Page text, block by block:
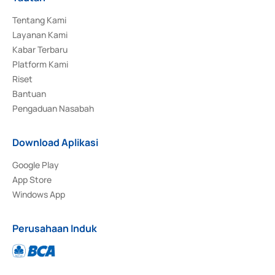
Tentang Kami
Layanan Kami
Kabar Terbaru
Platform Kami
Riset
Bantuan
Pengaduan Nasabah
Download Aplikasi
Google Play
App Store
Windows App
Perusahaan Induk